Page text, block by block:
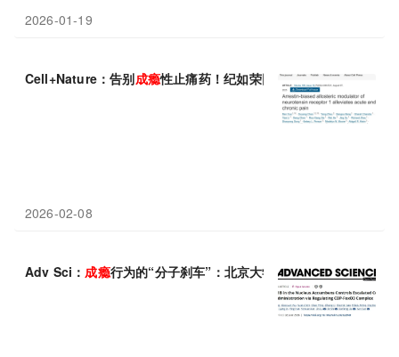
2026-01-19
Cell+Nature：告别成瘾性止痛药！纪如荣团队开辟安全镇痛的全
2026-02-08
Adv Sci：成瘾行为的“分子刹车”：北京大学孙艳/时杰/陆林发现